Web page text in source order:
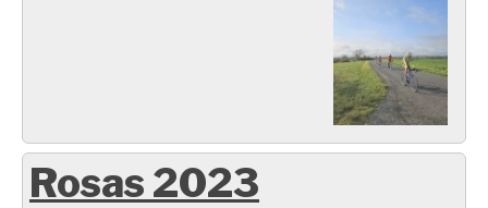
Rosas 2023